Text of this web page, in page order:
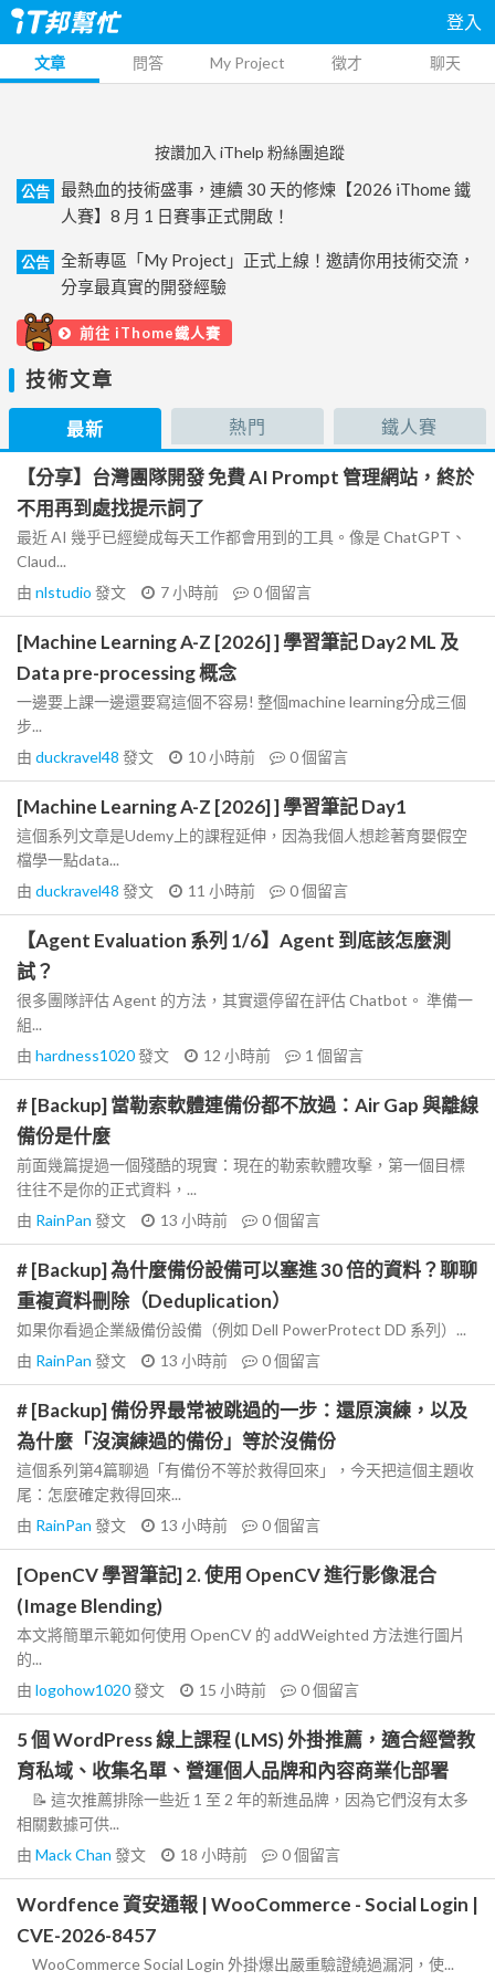
登入
文章 問答 My Project 徵才 聊天
按讚加入 iThelp 粉絲團追蹤
公告
最熱血的技術盛事，連續 30 天的修煉【2026 iThome 鐵
人賽】8 月 1 日賽事正式開啟！
公告
全新專區「My Project」正式上線！邀請你用技術交流，
分享最真實的開發經驗
前往 iThome鐵人賽
技術文章
最新 熱門 鐵人賽
【分享】台灣團隊開發 免費 AI Prompt 管理網站，終於
不用再到處找提示詞了
最近 AI 幾乎已經變成每天工作都會用到的工具。像是 ChatGPT、
Claud...
由 nlstudio 發文 7 小時前 0個留言
[Machine Learning A-Z [2026] ] 學習筆記 Day2 ML 及
Data pre-processing 概念
一邊要上課一邊還要寫這個不容易! 整個machine learning分成三個
步...
由 duckravel48 發文 10 小時前 0個留言
[Machine Learning A-Z [2026] ] 學習筆記 Day1
這個系列文章是Udemy上的課程延伸，因為我個人想趁著育嬰假空
檔學一點data...
由 duckravel48 發文 11 小時前 0個留言
【Agent Evaluation 系列 1/6】Agent 到底該怎麼測
試？
很多團隊評估 Agent 的方法，其實還停留在評估 Chatbot。 準備一
組...
由 hardness1020發文 12 小時前 1 個留言
# [Backup] 當勒索軟體連備份都不放過：Air Gap 與離線
備份是什麼
前面幾篇提過一個殘酷的現實：現在的勒索軟體攻擊，第一個目標
往往不是你的正式資料，...
由 RainPan 發文 13 小時前 0個留言
# [Backup] 為什麼備份設備可以塞進 30 倍的資料？聊聊
重複資料刪除（Deduplication）
如果你看過企業級備份設備（例如 Dell PowerProtect DD 系列）...
由 RainPan 發文 13 小時前 0個留言
# [Backup] 備份界最常被跳過的一步：還原演練，以及
為什麼「沒演練過的備份」等於沒備份
這個系列第4篇聊過「有備份不等於救得回來」，今天把這個主題收
尾：怎麼確定救得回來...
由 RainPan 發文 13 小時前 0個留言
[OpenCV 學習筆記] 2. 使用 OpenCV 進行影像混合
(Image Blending)
本文將簡單示範如何使用 OpenCV 的 addWeighted 方法進行圖片
的...
由 logohow1020發文 15 小時前 0個留言
5 個 WordPress 線上課程 (LMS) 外掛推薦，適合經營教
育私域、收集名單、營運個人品牌和內容商業化部署
📝 這次推薦排除一些近 1 至 2 年的新進品牌，因為它們沒有太多
相關數據可供...
由 Mack Chan 發文 18 小時前 0個留言
Wordfence 資安通報 | WooCommerce - Social Login |
CVE-2026-8457
WooCommerce Social Login 外掛爆出嚴重驗證繞過漏洞，使...